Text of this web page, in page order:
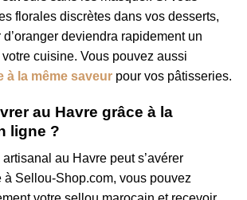
florales discrètes dans vos desserts,
deviendra rapidement un
cuisine. Vous pouvez aussi
à la même saveur pour vos pâtisseries.
au Havre grâce à la
ligne ?
au Havre peut s’avérer
à Sellou-Shop.com, vous pouvez